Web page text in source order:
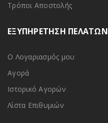
Τρόποι Αποστολής
ΕΞΥΠΗΡΕΤΗΣΗ ΠΕΛΑΤΩΝ
Ο Λογαριασμός μου
Αγορά
Ιστορικό Αγορών
Λίστα Επιθυμιών